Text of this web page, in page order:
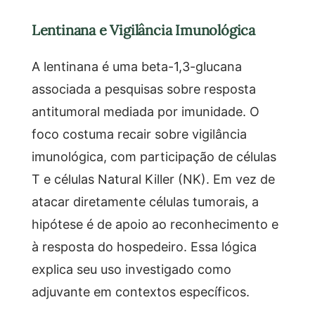
Lentinana e Vigilância Imunológica
A lentinana é uma beta-1,3-glucana
associada a pesquisas sobre resposta
antitumoral mediada por imunidade. O
foco costuma recair sobre vigilância
imunológica, com participação de células
T e células Natural Killer (NK). Em vez de
atacar diretamente células tumorais, a
hipótese é de apoio ao reconhecimento e
à resposta do hospedeiro. Essa lógica
explica seu uso investigado como
adjuvante em contextos específicos.